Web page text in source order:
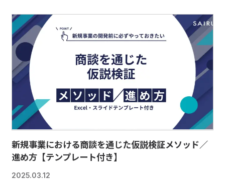
新規事業における商談を通じた仮説検証メソッド／
進め方【テンプレート付き】
2025.03.12